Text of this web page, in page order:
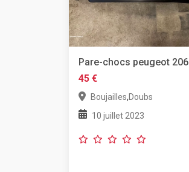
Pare-chocs peugeot 206
45 €
Boujailles,Doubs
10 juillet 2023